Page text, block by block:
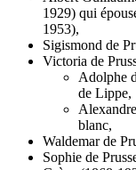
1929) qui
1953),
Sigismond de
Victoria de
Adolphe
de Lippe,
blanc,
Waldemar de
Sophie de